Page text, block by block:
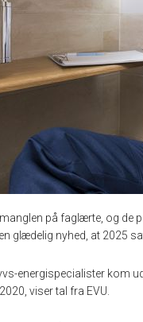
på faglærte, og de
glædelig nyhed, at 2025
energispecialister kom
viser tal fra EVU.